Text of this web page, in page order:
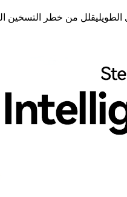
من خطر التسخين